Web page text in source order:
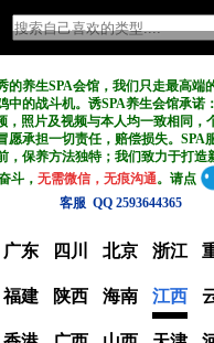
的养生SPA会馆，我们只走最高端
中的战斗机。诱SPA养生会馆承诺
，照片及视频与本人均一致相同，
愿承担一切责任，赔偿损失。SPA
，保养方法独特；我们致力于打造
斗，无需微信，无痕沟通。请点
客服 QQ 2593644365
广东 四川 北京 浙江
福建 陕西 海南 江西